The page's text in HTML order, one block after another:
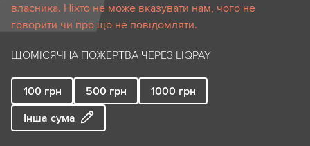
власника. Ніхто не може вказувати нам, чого не
говорити чи про що не повідомляти.
ЩОМІСЯЧНА ПОЖЕРТВА ЧЕРЕЗ LIQPAY
100 грн 500 грн 1000 грн
Інша сума